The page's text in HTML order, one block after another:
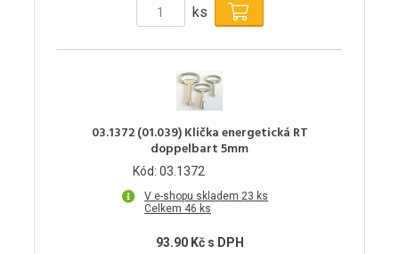
ks
03.1372 (01.039) Klička energetická RT
doppelbart 5mm
Kód: 03.1372
V e-shopu skladem 23 ks
Celkem 46 ks
93.90 Kč s DPH